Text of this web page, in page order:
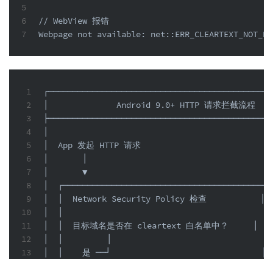
5
6
7
// WebView 报错
Webpage not available:
1
2
3
4
5
6
7
8
9
10
11
12
13
│              Android 9.0+ HTTP 请求拦截流
│  App 发起 HTTP 请求
│       ▼
│
│  │  Network Security Policy 检查
│  │  目标域名是否在 cleartext 白名单中？
│  │    是 ──┘